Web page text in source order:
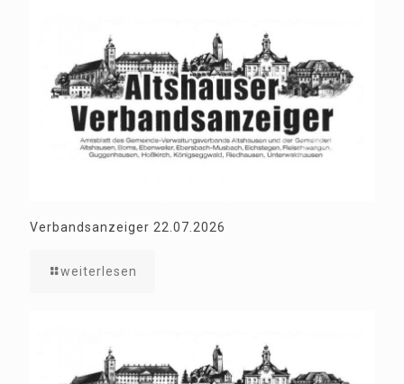
Verbandsanzeiger 22.07.2026
weiterlesen